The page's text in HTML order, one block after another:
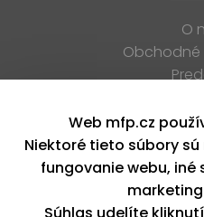
O
Obchodné
K
Web mfp.cz
Niektoré tieto súbory
fungovanie webu,